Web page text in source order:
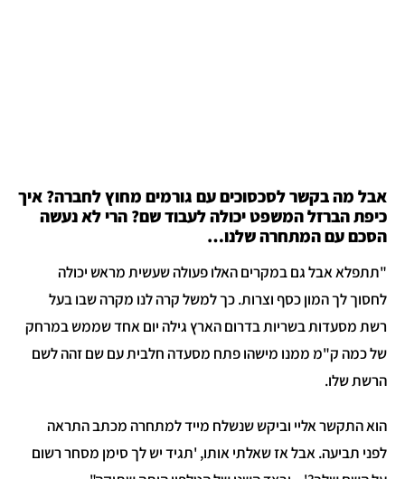
מה בקשר לסכסוכים עם גורמים מחוץ לחברה? איך
הברזל המשפט יכולה לעבוד שם? הרי לא נעשה
עם המתחרה שלנו…
אבל גם במקרים האלו פעולה שעשית מראש יכולה
לך המון כסף וצרות. כך למשל קרה לנו מקרה שבו בעל
מסעדות בשריות בדרום הארץ גילה יום אחד שממש במרחק
כמה ק"מ ממנו מישהו פתח מסעדה חלבית עם שם זהה לשם
שלו.
התקשר אליי וביקש שנשלח מייד למתחרה מכתב התראה
תביעה. אבל אז שאלתי אותו, 'תגיד יש לך סימן מסחר רשום